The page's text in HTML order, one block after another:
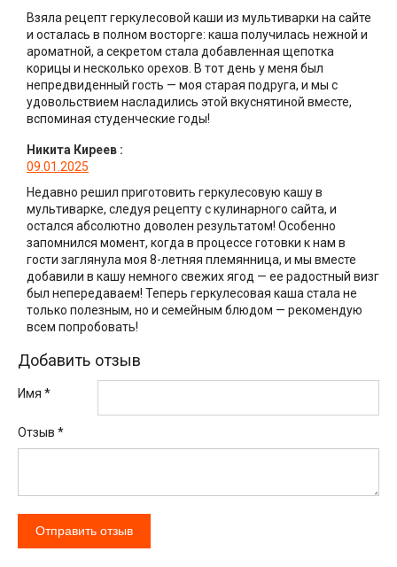
Взяла рецепт геркулесовой каши из мультиварки на сайте
и осталась в полном восторге: каша получилась нежной и
ароматной, а секретом стала добавленная щепотка
корицы и несколько орехов. В тот день у меня был
непредвиденный гость — моя старая подруга, и мы с
удовольствием насладились этой вкуснятиной вместе,
вспоминая студенческие годы!
Никита Киреев :
09.01.2025
Недавно решил приготовить геркулесовую кашу в
мультиварке, следуя рецепту с кулинарного сайта, и
остался абсолютно доволен результатом! Особенно
запомнился момент, когда в процессе готовки к нам в
гости заглянула моя 8-летняя племянница, и мы вместе
добавили в кашу немного свежих ягод — ее радостный визг
был непередаваем! Теперь геркулесовая каша стала не
только полезным, но и семейным блюдом — рекомендую
всем попробовать!
Добавить отзыв
Имя *
Отзыв *